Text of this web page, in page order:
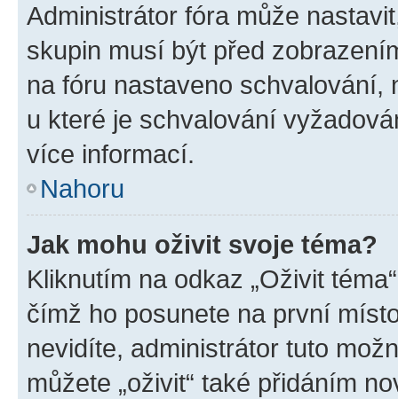
Administrátor fóra může
skupin musí být před
na fóru nastaveno schvalování,
u které je schvalování
více informací.
Nahoru
Jak mohu oživit svoje téma?
Kliknutím na odkaz „Oživit
čímž ho posunete na první
nevidíte, administrátor tuto
můžete „oživit“ také přidáním